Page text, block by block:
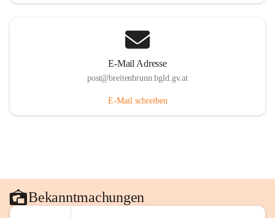
E-Mail Adresse
post@breitenbrunn.bgld.gv.at
E-Mail schreiben
Bekanntmachungen